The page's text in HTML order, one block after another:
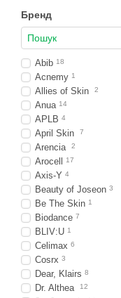
Бренд
Abib 18
Acnemy 1
Allies of Skin 2
Anua 14
APLB 4
April Skin 7
Arencia 2
Arocell 17
Axis-Y 4
Beauty of Joseon 3
Be The Skin 1
Biodance 7
BLIV:U 1
Celimax 6
Cosrx 3
Dear, Klairs 8
Dr. Althea 12